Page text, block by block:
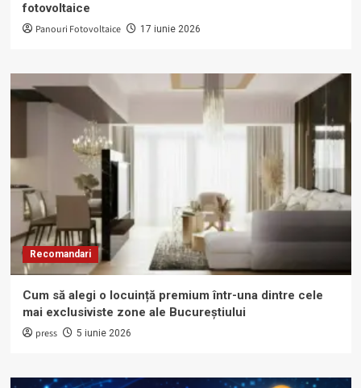
fotovoltaice
Panouri Fotovoltaice 17 iunie 2026
Recomandari
Cum să alegi o locuință premium într-una dintre cele
mai exclusiviste zone ale Bucureștiului
press 5 iunie 2026